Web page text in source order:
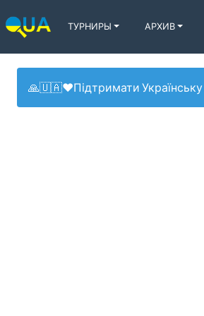
ТУРНИРЫ АРХИВ
🙏🇺🇦❤️Підтримати